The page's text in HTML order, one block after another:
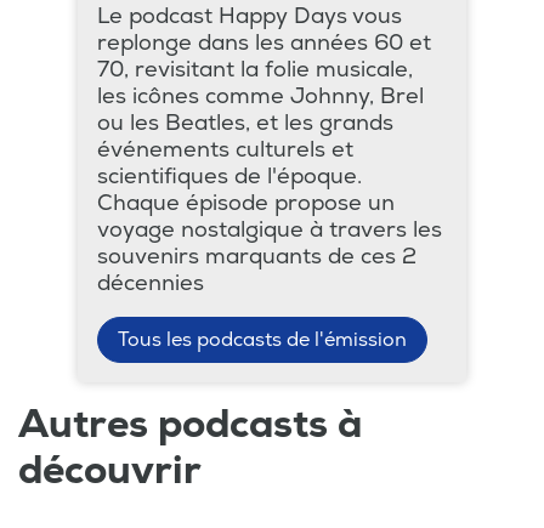
Le podcast Happy Days vous
replonge dans les années 60 et
70, revisitant la folie musicale,
les icônes comme Johnny, Brel
ou les Beatles, et les grands
événements culturels et
scientifiques de l'époque.
Chaque épisode propose un
voyage nostalgique à travers les
souvenirs marquants de ces 2
décennies
Tous les podcasts de l'émission
Autres podcasts à
découvrir